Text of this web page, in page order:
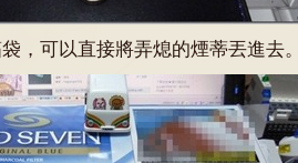
，可以直接將弄熄的煙蒂丟進去